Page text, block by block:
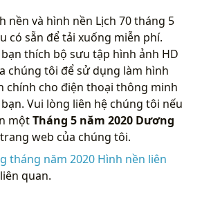
nền và hình nền Lịch 70 tháng 5
có sẵn để tải xuống miễn phí.
thích bộ sưu tập hình ảnh HD
chúng tôi để sử dụng làm hình
chính cho điện thoại thông minh
Vui lòng liên hệ chúng tôi nếu
mộtTháng 5 năm 2020 Dương
web của chúng tôi.
tháng năm 2020 Hình nền liên
quan.